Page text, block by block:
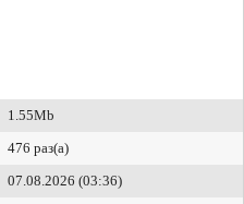
1.55Mb
476 раз(а)
07.08.2026 (03:36)